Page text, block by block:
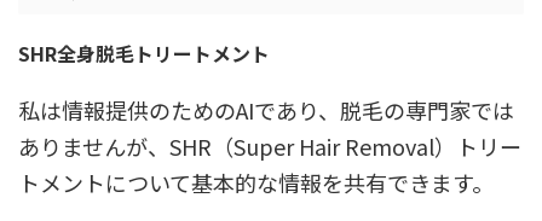
SHR全身脱毛トリートメント
私は情報提供のためのAIであり、脱毛の専門家では
ありませんが、SHR（Super Hair Removal）トリー
トメントについて基本的な情報を共有できます。